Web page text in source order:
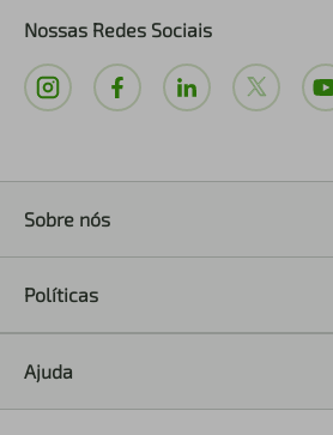
Nossas Redes Sociais
Sobre nós
Políticas
Ajuda